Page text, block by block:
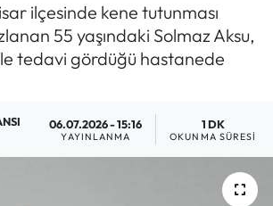
ilçesinde kene tutunması
55 yaşındaki Solmaz Aksu,
tedavi gördüğü hastanede
06.07.2026 - 15:16
YAYINLANMA
1 DK
OKUNMA SÜRESI
Durumu ve Fikstür